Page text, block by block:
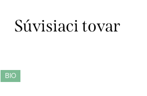
Súvisiaci tovar
BIO